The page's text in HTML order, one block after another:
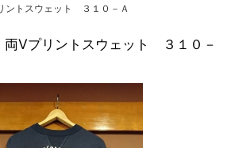
ントスウェット ３１０－Ａ
Vプリントスウェット ３１０－